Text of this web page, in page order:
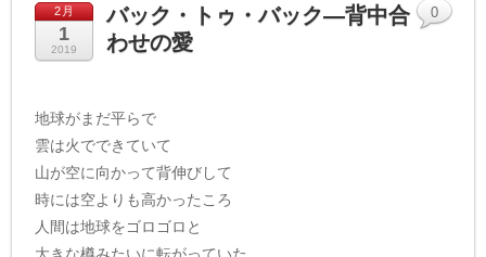
2月
1
2019
バック・トゥ・バック―背中合
わせの愛
地球がまだ平らで
雲は火でできていて
山が空に向かって背伸びして
時には空よりも高かったころ
人間は地球をゴロゴロと
大きな樽みたいに転がっていた
0